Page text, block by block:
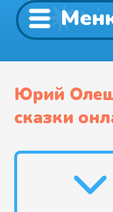
Юрий
сказки